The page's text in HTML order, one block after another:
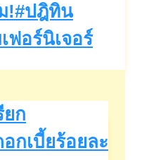
!#ปฎิทิน
ฟอร์นิเจอร์